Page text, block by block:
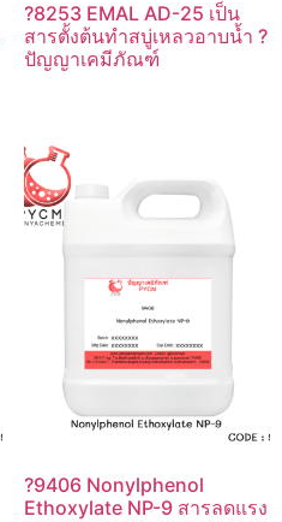
?8253 EMAL AD-25 เป็น
สารตั้งต้นทำสบู่เหลวอาบน้ำ ?
ปัญญาเคมีภัณฑ์
?9406 Nonylphenol
Ethoxylate NP-9 สารลดแรง